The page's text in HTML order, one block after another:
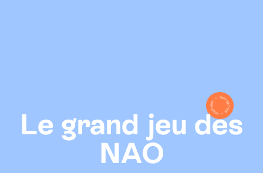
Le grand jeu des
NAO